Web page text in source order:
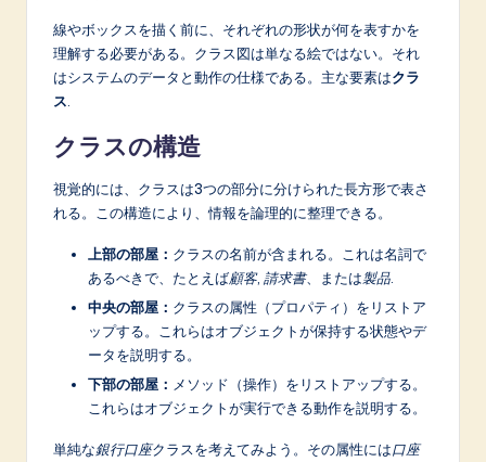
o
線やボックスを描く前に、それぞれの形状が何を表すかを
理解する必要がある。クラス図は単なる絵ではない。それ
はシステムのデータと動作の仕様である。主な要素はクラ
ス
クラスの構造
視覚的には、クラスは3つの部分に分けられた長方形で表さ
れる。この構造により、情報を論理的に整理できる。
上部の部屋： クラスの名前が含まれる。これは名詞で
あるべきで、たとえば顧客, 請求書、または製品
中央の部屋： クラスの属性（プロパティ）をリストア
ップする。これらはオブジェクトが保持する状態やデ
ータを説明する。
下部の部屋： メソッド（操作）をリストアップする。
これらはオブジェクトが実行できる動作を説明する。
単純な銀行口座クラスを考えてみよう。その属性には口座